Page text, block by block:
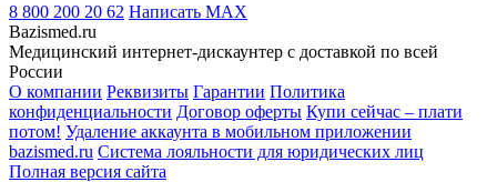
8 800 200 20 62 Написать MAX
Bazismed.ru
Медицинский интернет-дискаунтер с доставкой по всей
России
О компании Реквизиты Гарантии Политика
конфиденциальности Договор оферты Купи сейчас – плати
потом! Удаление аккаунта в мобильном приложении
bazismed.ru Система лояльности для юридических лиц
Полная версия сайта